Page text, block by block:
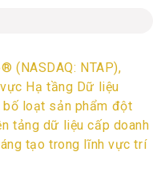
(NASDAQ: NTAP),
Hạ tầng Dữ liệu
bố loạt sản phẩm đột
tảng dữ liệu cấp doanh
tạo trong lĩnh vực trí